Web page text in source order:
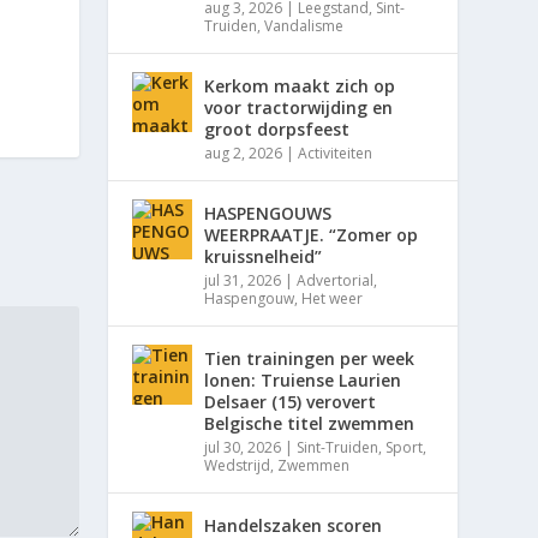
aug 3, 2026 | Leegstand, Sint-
Truiden,Vandalisme
Kerkom maakt zich op
voor tractorwijding en
groot dorpsfeest
aug 2, 2026 |Activiteiten
HASPENGOUWS
WEERPRAATJE. “Zomer op
kruissnelheid”
jul 31, 2026 |Advertorial,
Haspengouw, Het weer
Tien trainingen per week
lonen: Truiense Laurien
Delsaer (15) verovert
Belgische titel zwemmen
jul 30, 2026 | Sint-Truiden, Sport,
Wedstrijd, Zwemmen
Handelszaken scoren